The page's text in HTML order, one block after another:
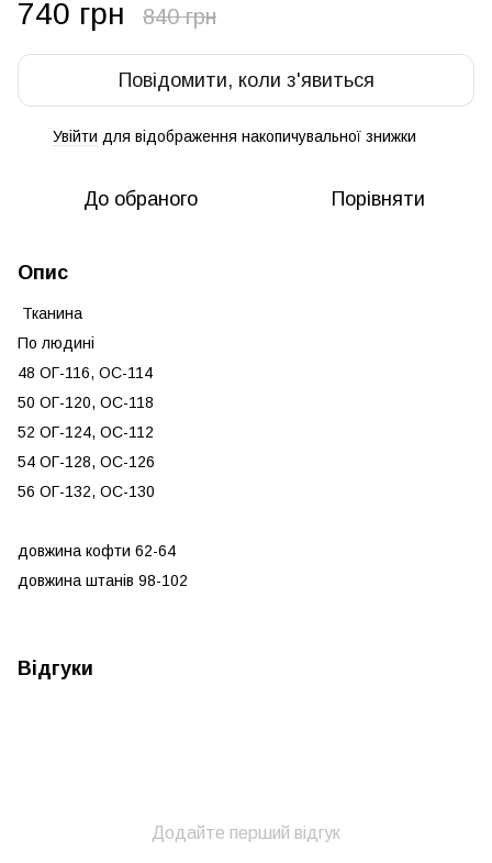
740 грн 840 грн
Повідомити, коли з'явиться
Увійти для відображення накопичувальної знижки
До обраного Порівняти
Опис
Тканина
По людині
48 ОГ-116, ОС-114
50 ОГ-120, ОС-118
52 ОГ-124, ОС-112
54 ОГ-128, ОС-126
56 ОГ-132, ОС-130
довжина кофти 62-64
довжина штанів 98-102
Відгуки
Додайте перший відгук